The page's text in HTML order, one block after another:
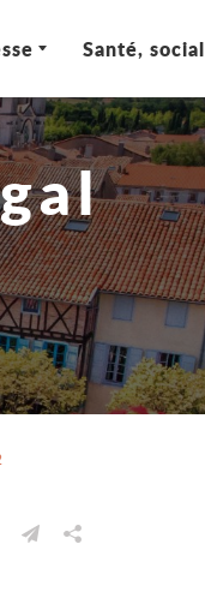
Santé, social
Facebook
sur Twitter
ImprimerEnvoyer par e-mail